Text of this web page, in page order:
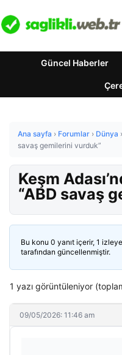
Güncel Haberler
Ana sayfa › Forumlar › Dünya ›
savaş gemilerini vurduk”
Keşm
“ABD savaş
Bu konu 0 yanıt içerir, 1
tarafından güncellenmiştir.
1 yazı görüntüleniyor
09/05/2026: 11:46 am